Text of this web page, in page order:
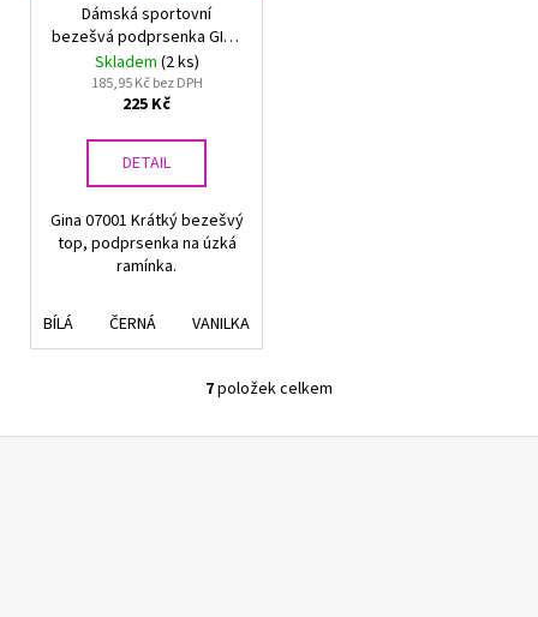
Dámská sportovní
bezešvá podprsenka GINA
07001
Skladem (2 ks)
185,95 Kč bez DPH
225 Kč
DETAIL
Gina 07001 Krátký bezešvý
top, podprsenka na úzká
ramínka.
BÍLÁ ČERNÁ VANILKA
O
7položek celkem